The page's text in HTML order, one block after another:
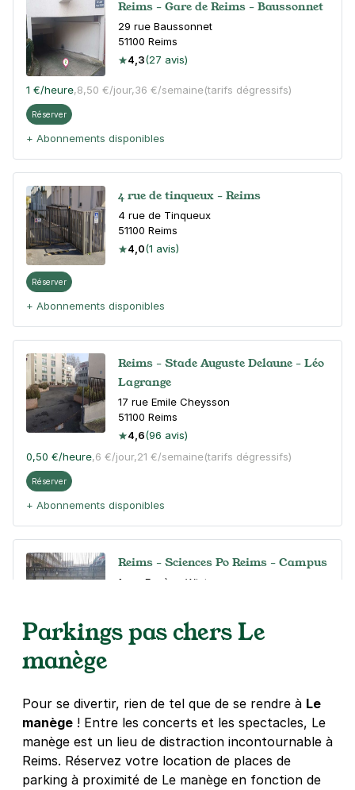
Reims - Gare de Reims - Baussonnet
29 rue Baussonnet
51100 Reims
4,3(27 avis)
1 €/heure,8,50 €/jour,36 €/semaine(tarifs dégressifs)
Réserver
+ Abonnements disponibles
4 rue de tinqueux - Reims
4 rue de Tinqueux
51100 Reims
4,0(1 avis)
Réserver
+ Abonnements disponibles
Reims - Stade Auguste Delaune - Léo
Lagrange
17 rue Emile Cheysson
51100 Reims
4,6(96 avis)
0,50 €/heure,6 €/jour,21 €/semaine(tarifs dégressifs)
Réserver
+ Abonnements disponibles
Reims - Sciences Po Reims - Campus
1 rue Eugène Wiet
+ Abonnements disponibles
Reims - Coutures - Henry Vasnier
23 boulevard Henry Vasnier
51100Reims
4,4(120 avis)
Parkings pas chers Le
manège
Pour se divertir, rien de tel que de se rendre à Le
manège ! Entre les concerts et les spectacles, Le
manège est un lieu de distraction incontournable à
Reims. Réservez votre location de places de
parking à proximité de Le manège en fonction de